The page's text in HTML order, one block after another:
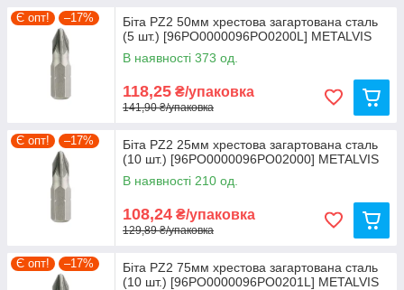
Є опт! –17%
Біта PZ2 50мм хрестова загартована сталь
(5 шт.) [96PO0000096PO0200L] METALVIS
В наявності 373 од.
118,25 ₴/упаковка
141,90 ₴/упаковка
Є опт! –17%
Біта PZ2 25мм хрестова загартована сталь
(10 шт.) [96PO0000096PO02000] METALVIS
В наявності 210 од.
108,24 ₴/упаковка
129,89 ₴/упаковка
Є опт! –17%
Біта PZ2 75мм хрестова загартована сталь
(10 шт.) [96PO0000096PO0201L] METALVIS